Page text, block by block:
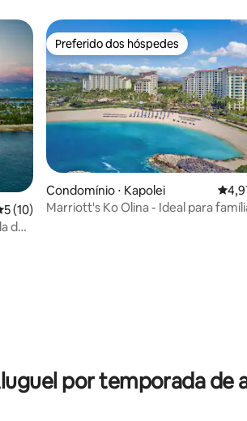
de uma avaliação média de 5, 10 avaliações
5 (10)
de
Preferido dos hóspedes
Preferido dos hóspedes
Condomínio ⋅ Kapolei 4,97
Marriott's Ko Olina - Ideal para
por temporada de